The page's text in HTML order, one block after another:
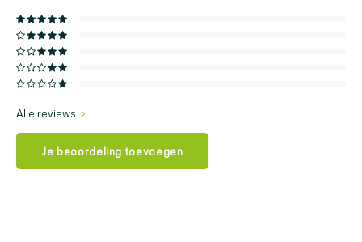
Alle reviews
Je beoordeling toevoegen